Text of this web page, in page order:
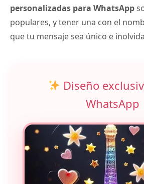
personalizadas para WhatsApp
populares, y tener una con el
que tu mensaje sea único e
Diseño
WhatsApp